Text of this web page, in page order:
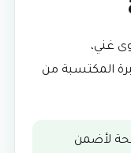
غني،
المكتسبة من
لأضمن